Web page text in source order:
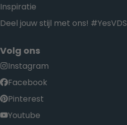
Inspiratie
Deel jouw stijl met ons! #YesVDS
Volg ons
Instagram
Facebook
Pinterest
Youtube